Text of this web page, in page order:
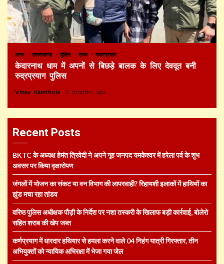
अन्य उत्तराखण्ड पुलिस राज्य रुद्रप्रयाग
केदारनाथ धाम में अपनों से बिछड़े बालक के लिए देवदूत बनी
रुद्रप्रयाग पुलिस
Vinay Kainthola 3 months ago
Recent Posts
BKTC के अध्यक्ष हेमंत त्रिवेदी ने अपने गृह जनपद यमकेश्वर में हरेला पर्व के शुभ
अवसर पर किया वृक्षारोपण
जंगलों में भोजन का संकट या वन विभाग की लापरवाही? रिहायशी इलाकों में हाथियों का
झुंड मचा रहा तांडव
वरिष्ठ पुलिस अधीक्षक पौड़ी के निर्देश पर नशा तस्करी के खिलाफ बड़ी कार्रवाई, बोलेरो
सहित शराब की खेप जब्त
कर्णप्रयाग में धारदार हथियार से हमला करने वाले 04 निहंग यात्री गिरफ्तार, तीन
अभियुक्तों को न्यायिक अभिरक्षा में भेजा गया जेल